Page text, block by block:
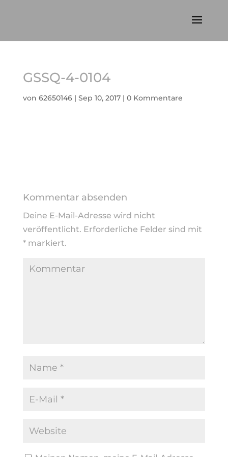
GSSQ-4-0104
von 62650146| Sep 10, 2017| 0 Kommentare
Kommentar absenden
Deine E-Mail-Adresse wird nicht
veröffentlicht. Erforderliche Felder sind mit
*markiert.